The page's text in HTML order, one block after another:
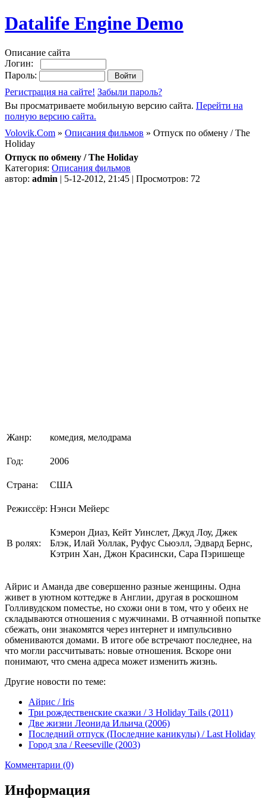
Datalife Engine Demo
Описание сайта
Логин:
Пароль:
Регистрация на сайте! Забыли пароль?
Вы просматриваете мобильную версию сайта. Перейти на
полную версию сайта.
Volovik.Com » Описания фильмов » Отпуск по обмену / The
Holiday
Отпуск по обмену / The Holiday
Категория: Описания фильмов
автор: admin | 5-12-2012, 21:45 | Просмотров: 72
Жанр: комедия, мелодрама
Год: 2006
Страна: США
Режиссёр: Нэнси Мейерс
В ролях:
Кэмерон Диаз, Кейт Уинслет, Джуд Лоу, Джек
Блэк, Илай Уоллак, Руфус Сьюэлл, Эдвард Бернс,
Кэтрин Хан, Джон Красински, Сара Пэришеще
Айрис и Аманда две совершенно разные женщины. Одна
живет в уютном коттедже в Англии, другая в роскошном
Голливудском поместье, но схожи они в том, что у обеих не
складываются отношения с мужчинами. В отчаянной попытке
сбежать, они знакомятся через интернет и импульсивно
обмениваются домами. В итоге обе встречают последнее, на
что могли рассчитывать: новые отношения. Вскоре они
понимают, что смена адреса может изменить жизнь.
Другие новости по теме:
Айрис / Iris
Три рождественские сказки / 3 Holiday Tails (2011)
Две жизни Леонида Ильича (2006)
Последний отпуск (Последние каникулы) / Last Holiday
Город зла / Reeseville (2003)
Комментарии (0)
Информация